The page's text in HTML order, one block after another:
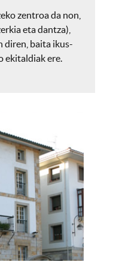
zentroa da non,
eta dantza),
diren, baita ikus-
ekitaldiak ere.